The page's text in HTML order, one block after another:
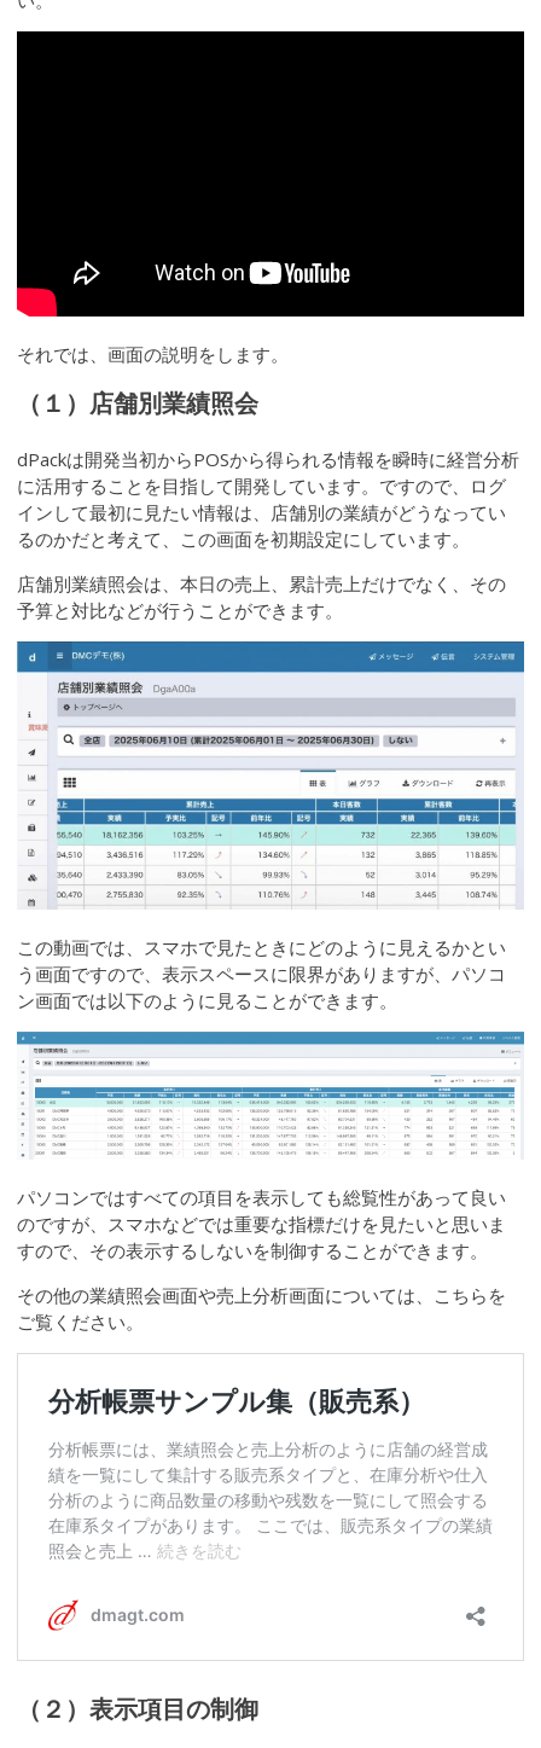
それでは、画面の説明をします。
（１）店舗別業績照会
dPackは開発当初からPOSから得られる情報を瞬時に経営分析
に活用することを目指して開発しています。ですので、ログ
インして最初に見たい情報は、店舗別の業績がどうなってい
るのかだと考えて、この画面を初期設定にしています。
店舗別業績照会は、本日の売上、累計売上だけでなく、その
予算と対比などが行うことができます。
この動画では、スマホで見たときにどのように見えるかとい
う画面ですので、表示スペースに限界がありますが、パソコ
ン画面では以下のように見ることができます。
パソコンではすべての項目を表示しても総覧性があって良い
のですが、スマホなどでは重要な指標だけを見たいと思いま
すので、その表示するしないを制御することができます。
その他の業績照会画面や売上分析画面については、こちらを
ご覧ください。
（２）表示項目の制御